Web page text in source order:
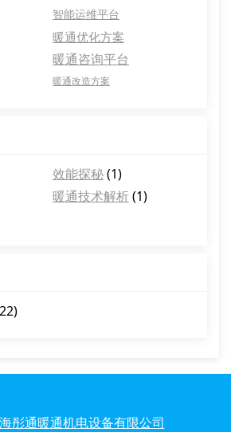
智能运维平台
暖通优化方案
暖通咨询平台
暖通改造方案
效能探秘(1)
暖通技术解析(1)
彤通暖通机电设备有限公司